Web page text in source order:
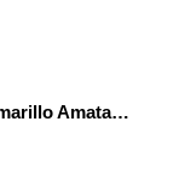
Pimpinela de cinturón amarillo Amata phegea (Linnaeus, 1758)